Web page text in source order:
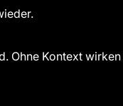
Ohne Kontext wirken